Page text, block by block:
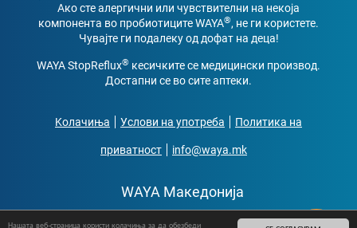
Нашата веб-страница користи колачиња за да обезбеди
Ако сте алергични или чувствителни на некоја
компонента во пробиотиците WAYA®, не ги користете.
Чувајте ги подалеку од дофат на деца!
WAYA StopReflux® кесичките се медицински производ.
Достапни се во сите аптеки.
Kолачиња Услови на употреба Политика на
приватност info@waya.mk
WAYA Македонија